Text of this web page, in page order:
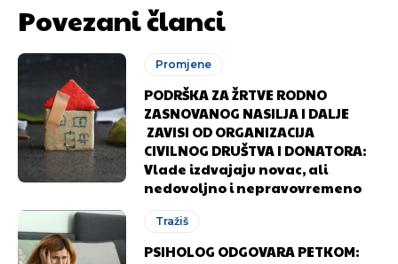
Povezani članci
Promjene
PODRŠKA ZA ŽRTVE RODNO
ZASNOVANOG NASILJA I DALJE
ZAVISI OD ORGANIZACIJA
CIVILNOG DRUŠTVA I DONATORA:
Vlade izdvajaju novac, ali
nedovoljno i nepravovremeno
Tražiš
PSIHOLOG ODGOVARA PETKOM: